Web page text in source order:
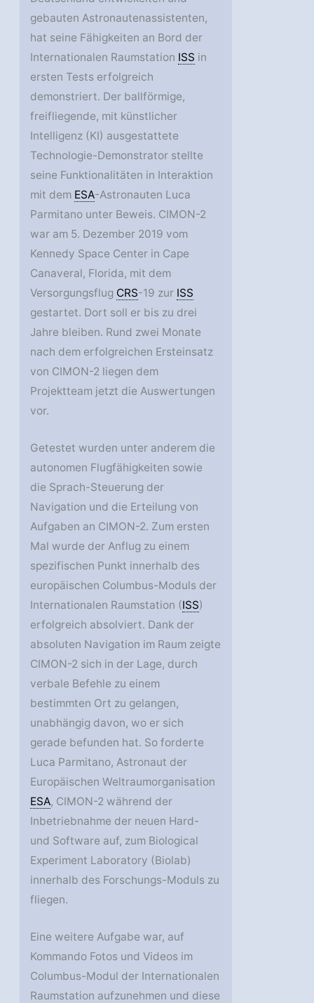
gebauten Astronautenassistenten,
hat seine Fähigkeiten an Bord der
Internationalen Raumstation ISS in
ersten Tests erfolgreich
demonstriert. Der ballförmige,
freifliegende, mit künstlicher
Intelligenz (KI) ausgestattete
Technologie-Demonstrator stellte
seine Funktionalitäten in Interaktion
mit dem ESA-Astronauten Luca
Parmitano unter Beweis. CIMON-2
war am 5. Dezember 2019 vom
Kennedy Space Center in Cape
Canaveral, Florida, mit dem
Versorgungsflug CRS-19 zur ISS
gestartet. Dort soll er bis zu drei
Jahre bleiben. Rund zwei Monate
nach dem erfolgreichen Ersteinsatz
von CIMON-2 liegen dem
Projektteam jetzt die Auswertungen
vor.
Getestet wurden unter anderem die
autonomen Flugfähigkeiten sowie
die Sprach-Steuerung der
Navigation und die Erteilung von
Aufgaben an CIMON-2. Zum ersten
Mal wurde der Anflug zu einem
spezifischen Punkt innerhalb des
europäischen Columbus-Moduls der
Internationalen Raumstation (ISS)
erfolgreich absolviert. Dank der
absoluten Navigation im Raum zeigte
CIMON-2 sich in der Lage, durch
verbale Befehle zu einem
bestimmten Ort zu gelangen,
unabhängig davon, wo er sich
gerade befunden hat. So forderte
Luca Parmitano, Astronaut der
Europäischen Weltraumorganisation
ESA, CIMON-2 während der
Inbetriebnahme der neuen Hard-
und Software auf, zum Biological
Experiment Laboratory (Biolab)
innerhalb des Forschungs-Moduls zu
fliegen.
Eine weitere Aufgabe war, auf
Kommando Fotos und Videos im
Columbus-Modul der Internationalen
Raumstation aufzunehmen und diese